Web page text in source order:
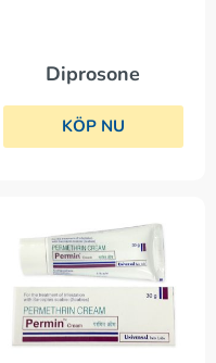
Diprosone
KÖP NU